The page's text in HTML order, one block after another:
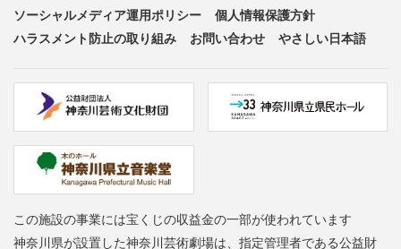
ソーシャルメディア運用ポリシー
個人情報保護方針
ハラスメント防止の取り組み
お問い合わせ やさしい日本語
この施設の事業には宝くじの収益金の一部が使われています
神奈川県が設置した神奈川芸術劇場は、指定管理者である公益財